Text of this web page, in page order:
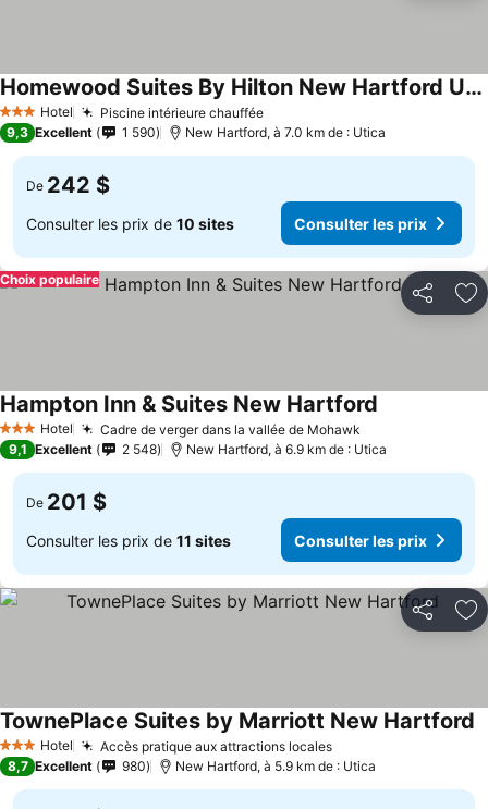
3 ÉtoilesHotel Piscine intérieure chauffée
Homewood Suites By Hilton New Hartford Utica
9,3 Excellent 1 590 New Hartford, à 7.0 km de : Utica
De 242 $
Consulter les prix de 10 sites Consulter les prix
Partager
Choix populaire
3 ÉtoilesHotel Cadre de verger dans la vallée de Mohawk
Hampton Inn & Suites New Hartford
9,1 Excellent 2 548 New Hartford, à 6.9 km de : Utica
De 201 $
Consulter les prix de 11 sites Consulter les prix
Partager
3 ÉtoilesHotel Accès pratique aux attractions locales
TownePlace Suites by Marriott New Hartford
8,7 Excellent 980 New Hartford, à 5.9 km de : Utica